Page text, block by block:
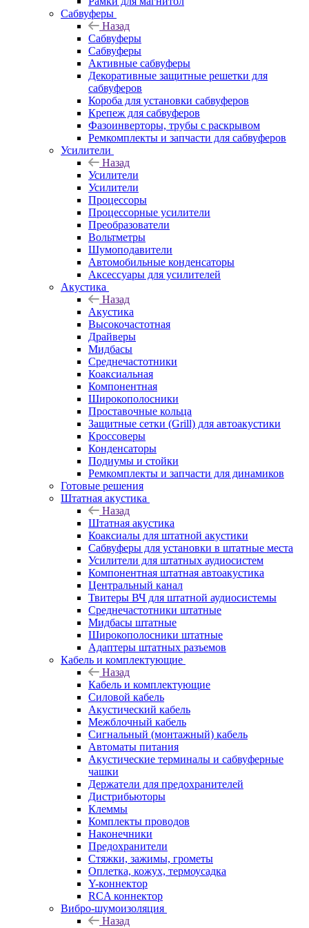
Сабвуферы
Назад
Сабвуферы
Сабвуферы
Активные сабвуферы
Декоративные защитные решетки для
сабвуферов
Короба для установки сабвуферов
Крепеж для сабвуферов
Фазоинверторы, трубы с раскрывом
Ремкомплекты и запчасти для сабвуферов
Усилители
Назад
Усилители
Усилители
Процессоры
Процессорные усилители
Преобразователи
Вольтметры
Шумоподавители
Автомобильные конденсаторы
Аксессуары для усилителей
Акустика
Назад
Акустика
Высокочастотная
Драйверы
Мидбасы
Среднечастотники
Коаксиальная
Компонентная
Широкополосники
Проставочные кольца
Защитные сетки (Grill) для автоакустики
Кроссоверы
Конденсаторы
Подиумы и стойки
Ремкомплекты и запчасти для динамиков
Готовые решения
Штатная акустика
Назад
Штатная акустика
Коаксиалы для штатной акустики
Сабвуферы для установки в штатные места
Усилители для штатных аудиосистем
Компонентная штатная автоакустика
Центральный канал
Твитеры ВЧ для штатной аудиосистемы
Среднечастотники штатные
Мидбасы штатные
Широкополосники штатные
Адаптеры штатных разъемов
Кабель и комплектующие
Назад
Кабель и комплектующие
Силовой кабель
Акустический кабель
Межблочный кабель
Сигнальный (монтажный) кабель
Автоматы питания
Акустические терминалы и сабвуферные
чашки
Держатели для предохранителей
Дистрибьюторы
Клеммы
Комплекты проводов
Наконечники
Предохранители
Стяжки, зажимы, грометы
Оплетка, кожух, термоусадка
Y-коннектор
RCA коннектор
Вибро-шумоизоляция
Назад